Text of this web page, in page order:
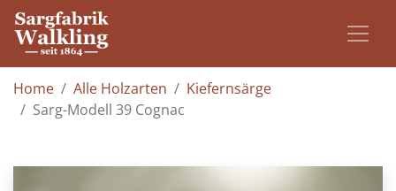
Home Alle Holzarten
Kiefernsärge
Sarg-Modell 39 Cognac